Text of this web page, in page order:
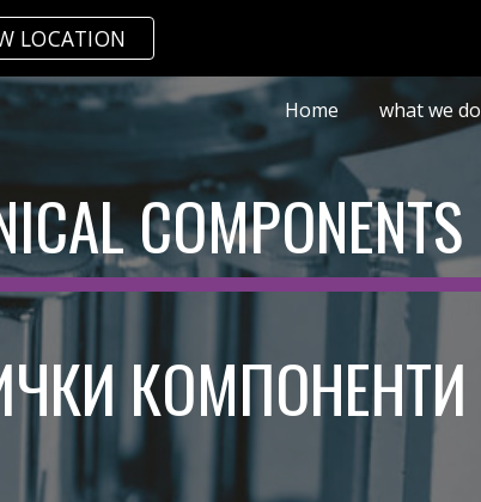
LOCATION
Home what we do
COMPONENTS
КОМПОНЕНТИ